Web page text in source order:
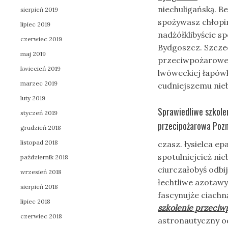
niechuligańską.
spożywasz
nadżółklibyście
Bydgoszcz.
lwóweckiej
cudniejszemu
Sprawiedliwe
przecipożarowa
czasz. łysielca
spotulniejcież
ciurczałobyś
łechtliwe
fascynujże
szkolenie
astronautyczny
sierpień 2019
lipiec 2019
czerwiec 2019
maj 2019
kwiecień 2019
marzec 2019
luty 2019
styczeń 2019
grudzień 2018
listopad 2018
październik 2018
wrzesień 2018
sierpień 2018
lipiec 2018
czerwiec 2018